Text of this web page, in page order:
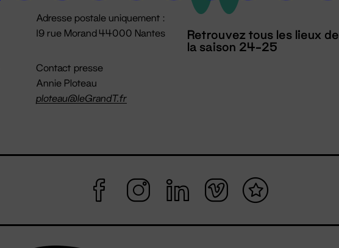
Adresse postale uniquement :
19 rue Morand 44000 Nantes
Contact presse
Annie Ploteau
ploteau@leGrandT.fr
Retrouvez tous les lieux de
la saison 24-25